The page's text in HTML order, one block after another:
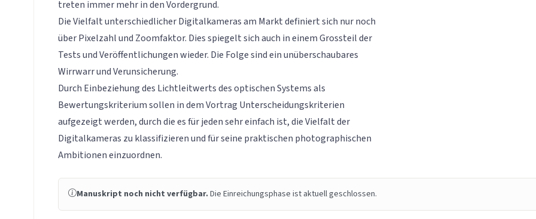
treten immer mehr in den Vordergrund.
Die Vielfalt unterschiedlicher Digitalkameras am Markt definiert sich nur noch
über Pixelzahl und Zoomfaktor. Dies spiegelt sich auch in einem Grossteil der
Tests und Veröffentlichungen wieder. Die Folge sind ein unüberschaubares
Wirrwarr und Verunsicherung.
Durch Einbeziehung des Lichtleitwerts des optischen Systems als
Bewertungskriterium sollen in dem Vortrag Unterscheidungskriterien
aufgezeigt werden, durch die es für jeden sehr einfach ist, die Vielfalt der
Digitalkameras zu klassifizieren und für seine praktischen photographischen
Ambitionen einzuordnen.
Manuskript noch nicht verfügbar. Die Einreichungsphase ist aktuell geschlossen.